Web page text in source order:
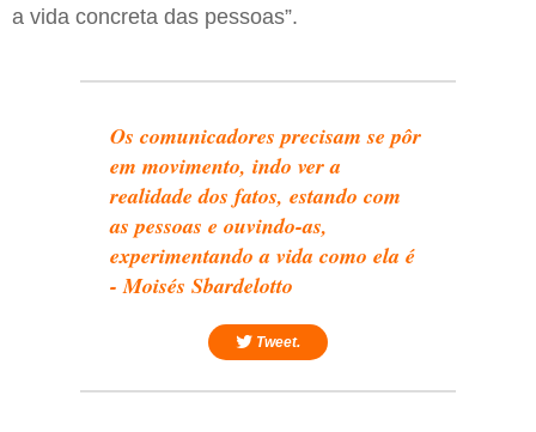
a vida concreta das pessoas”.
Os comunicadores precisam se pôr
em movimento, indo ver a
realidade dos fatos, estando com
as pessoas e ouvindo-as,
experimentando a vida como ela é
- Moisés Sbardelotto
Tweet.